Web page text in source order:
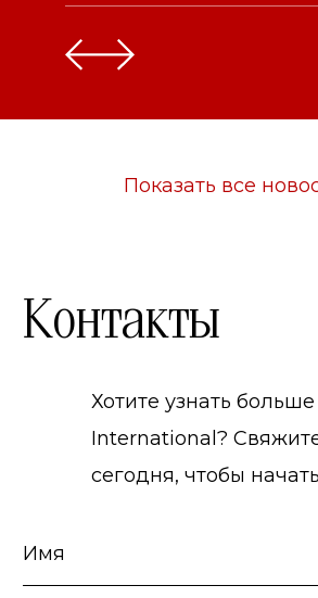
Показать все
Контакты
Хотите узнать
International?
сегодня, чтобы